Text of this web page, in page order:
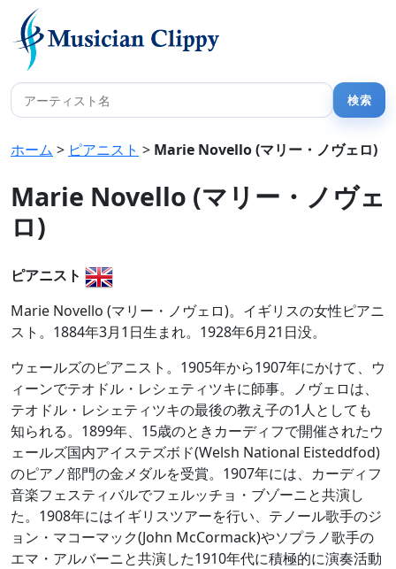
ホーム > ピアニスト > Marie Novello (マリー・ノヴェロ)
Marie Novello (マリー・ノヴェ
ロ)
ピアニスト
Marie Novello (マリー・ノヴェロ)。イギリスの女性ピアニ
スト。1884年3月1日生まれ。1928年6月21日没。
ウェールズのピアニスト。1905年から1907年にかけて、ウ
ィーンでテオドル・レシェティツキに師事。ノヴェロは、
テオドル・レシェティツキの最後の教え子の1人としても
知られる。1899年、15歳のときカーディフで開催されたウ
ェールズ国内アイステズボド(Welsh National Eisteddfod)
のピアノ部門の金メダルを受賞。1907年には、カーディフ
音楽フェスティバルでフェルッチョ・ブゾーニと共演し
た。1908年にはイギリスツアーを行い、テノール歌手のジ
ョン・マコーマック(John McCormack)やソプラノ歌手の
エマ・アルバーニと共演した1910年代に積極的に演奏活動